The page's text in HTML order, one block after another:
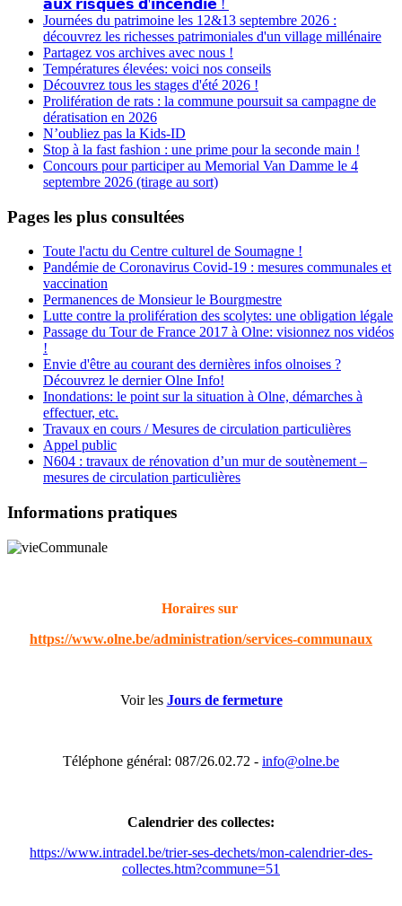
𝗮𝘂𝘅 𝗿𝗶𝘀𝗾𝘂𝗲𝘀 𝗱'𝗶𝗻𝗰𝗲𝗻𝗱𝗶𝗲 !
Journées du patrimoine les 12&13 septembre 2026 :
découvrez les richesses patrimoniales d'un village millénaire
Partagez vos archives avec nous !
Températures élevées: voici nos conseils
Découvrez tous les stages d'été 2026 !
Prolifération de rats : la commune poursuit sa campagne de
dératisation en 2026
N’oubliez pas la Kids-ID
Stop à la fast fashion : une prime pour la seconde main !
Concours pour participer au Memorial Van Damme le 4
septembre 2026 (tirage au sort)
Pages les plus consultées
Toute l'actu du Centre culturel de Soumagne !
Pandémie de Coronavirus Covid-19 : mesures communales et
vaccination
Permanences de Monsieur le Bourgmestre
Lutte contre la prolifération des scolytes: une obligation légale
Passage du Tour de France 2017 à Olne: visionnez nos vidéos
!
Envie d'être au courant des dernières infos olnoises ?
Découvrez le dernier Olne Info!
Inondations: le point sur la situation à Olne, démarches à
effectuer, etc.
Travaux en cours / Mesures de circulation particulières
Appel public
N604 : travaux de rénovation d’un mur de soutènement –
mesures de circulation particulières
Informations pratiques
Horaires sur
https://www.olne.be/administration/services-communaux
Voir les Jours de fermeture
Téléphone général: 087/26.02.72 - info@olne.be
Calendrier des collectes:
https://www.intradel.be/trier-ses-dechets/mon-calendrier-des-
collectes.htm?commune=51